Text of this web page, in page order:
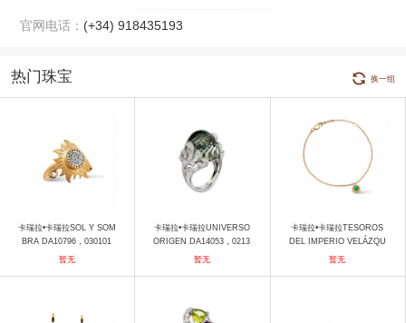
官网电话： (+34) 918435193
热门珠宝 换一组
卡瑞拉•卡瑞拉SOL Y SOM
BRA DA10796，030101
戒指
暂无
卡瑞拉•卡瑞拉UNIVERSO
ORIGEN DA14053，0213
02 戒指
暂无
卡瑞拉•卡瑞拉TESOROS
DEL IMPERIO VELÁZQU
EZ DA13081，010202 手
暂无